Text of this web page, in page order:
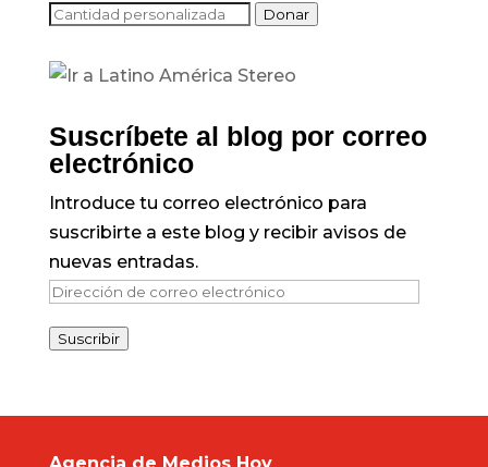
Donar
Suscríbete al blog por correo
electrónico
Introduce tu correo electrónico para
suscribirte a este blog y recibir avisos de
nuevas entradas.
Dirección
correo
Suscribir